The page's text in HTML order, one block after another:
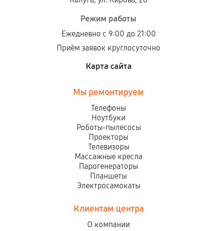
Режим работы
Ежедневно с 9:00 до 21:00
Приём заявок круглосуточно
Карта сайта
Мы ремонтируем
Телефоны
Ноутбуки
Роботы-пылесосы
Проекторы
Телевизоры
Массажные кресла
Парогенераторы
Планшеты
Электросамокаты
Клиентам центра
О компании